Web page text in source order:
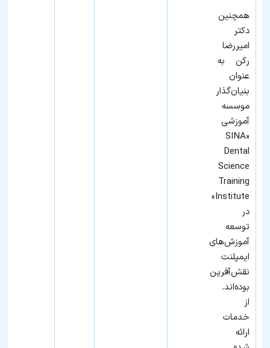
همچنین
دکتر
امیررضا
رکن به‌
عنوان
بنیان‌گذار
موسسه
آموزشی
«SINA
Dental
Science
Training
Institute»
در
توسعه
آموزش‌های
ایمپلنت
نقش‌آفرین
بوده‌اند.
از
خدمات
ارائه